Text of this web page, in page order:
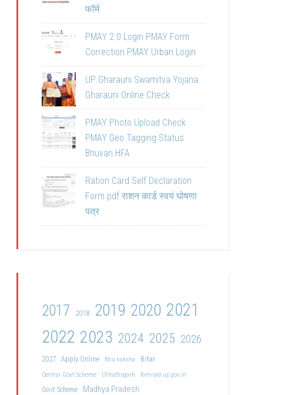
फॉर्म
PMAY 2.0 Login PMAY Form
Correction PMAY Urban Login
UP Gharauni Swamitva Yojana
Gharauni Online Check
PMAY Photo Upload Check
PMAY Geo Tagging Status
Bhuvan HFA
Ration Card Self Declaration
Form pdf राशन कार्ड स्वयं घोषणा
पत्र
2017 2018 2019 2020 2021
2022 2023 2024 2025 2026
2027 Apply Online Bhu naksha
Bihar
Central Govt Scheme
Chhattisgarh familyid.up.gov.in
Govt Scheme Madhya Pradesh